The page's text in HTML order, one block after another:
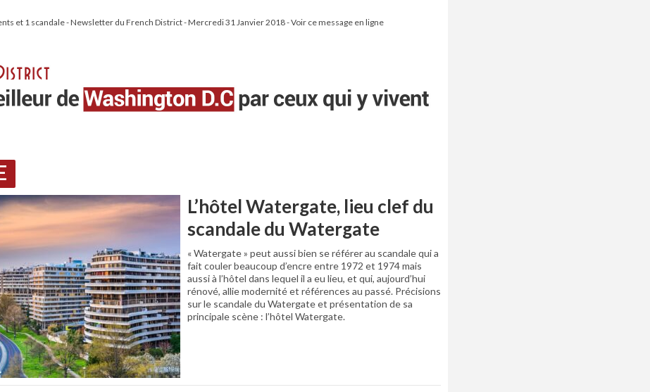
et 1 scandale - Newsletter du French District - Mercredi 31 Janvier 2018 - Voir ce message en ligne
L’hôtel Watergate, lieu clef du
scandale du Watergate
« Watergate » peut aussi bien se référer au scandale qui a
fait couler beaucoup d’encre entre 1972 et 1974 mais
aussi à l’hôtel dans lequel il a eu lieu, et qui, aujourd’hui
rénové, allie modernité et références au passé. Précisions
sur le scandale du Watergate et présentation de sa
principale scène : l’hôtel Watergate.